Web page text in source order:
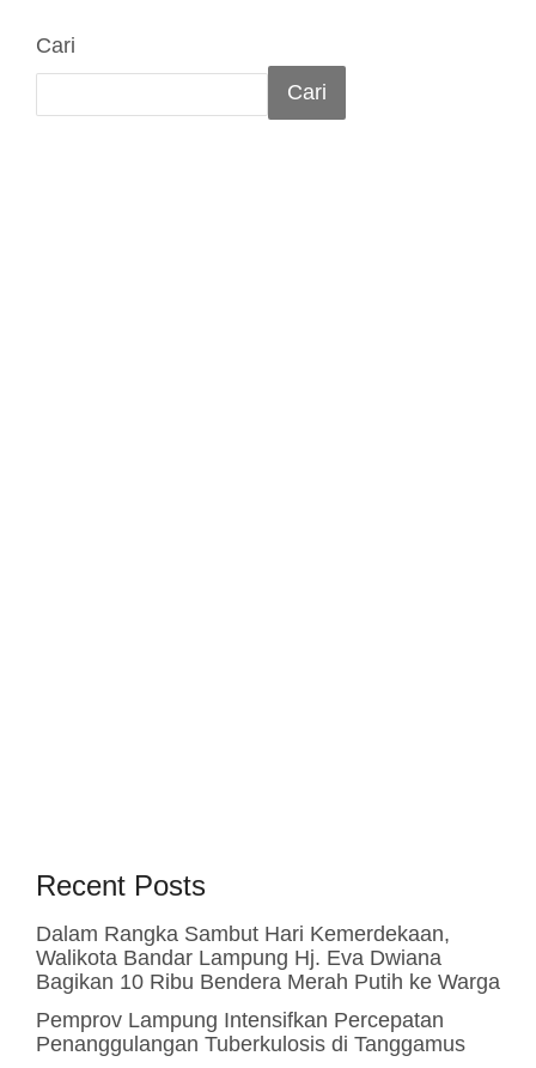
Cari
Cari
Recent Posts
Dalam Rangka Sambut Hari Kemerdekaan,
Walikota Bandar Lampung Hj. Eva Dwiana
Bagikan 10 Ribu Bendera Merah Putih ke Warga
Pemprov Lampung Intensifkan Percepatan
Penanggulangan Tuberkulosis di Tanggamus